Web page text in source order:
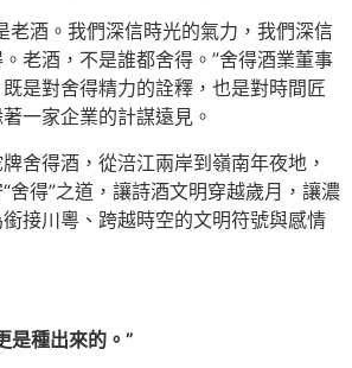
老酒。我們深信時光的氣力，我們深信
老酒，不是誰都舍得。”舍得酒業董事
是對舍得精力的詮釋，也是對時間匠
一家企業的計謀遠見。
舍得酒，從涪江兩岸到嶺南年夜地，
舍得”之道，讓詩酒文明穿越歲月，讓濃
接川粵、跨越時空的文明符號與感情
是種出來的。”